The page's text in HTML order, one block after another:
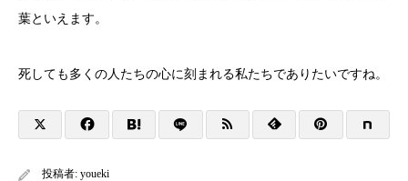
葉といえます。
死しても多くの人たちの心に刻まれる私たちでありたいですね。
投稿者: youeki